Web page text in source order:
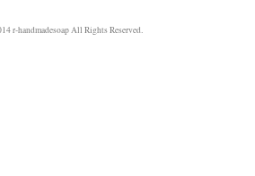
r-handmadesoap All Rights Reserved.